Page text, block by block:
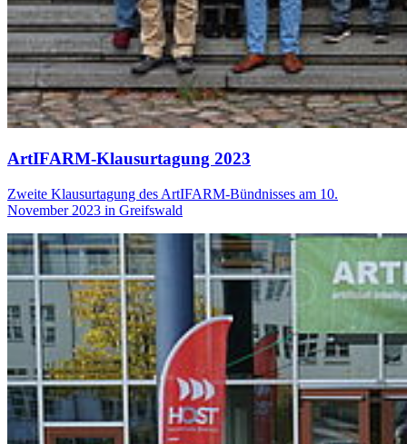
ArtIFARM-Klausurtagung 2023
Zweite Klausurtagung des ArtIFARM-Bündnisses am 10.
November 2023 in Greifswald